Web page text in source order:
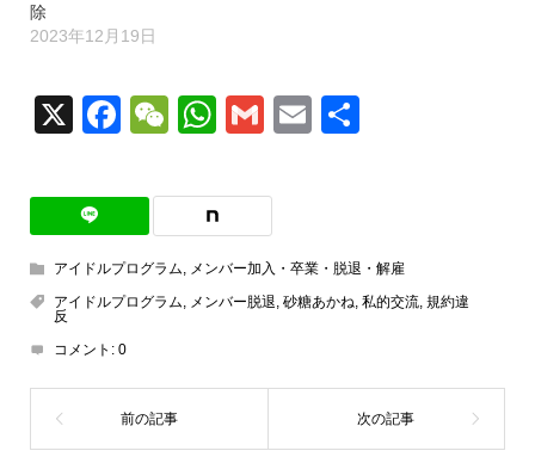
除
2023年12月19日
X Facebook
WeChat
WhatsApp
GmailEmail
アイドルプログラム, メンバー加入・卒業・脱退・解雇
アイドルプログラム, メンバー脱退, 砂糖あかね, 私的交流, 規約違
反
コメント: 0